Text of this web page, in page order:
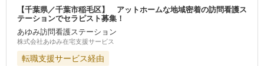
【千葉県／千葉市稲毛区】 アットホームな地域密着の訪問看護ス
テーションでセラピスト募集！
あゆみ訪問看護ステーション
株式会社あゆみ在宅支援サービス
転職支援サービス経由